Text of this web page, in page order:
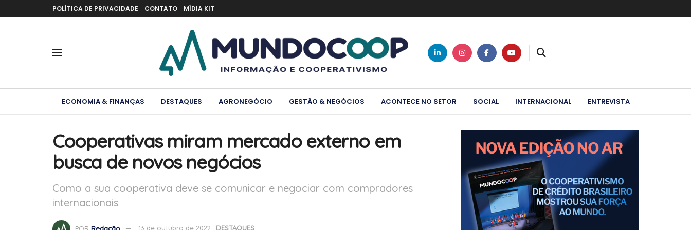
POLÍTICA DE PRIVACIDADE CONTATO MÍDIA KIT
ECONOMIA & FINANÇAS DESTAQUES AGRONEGÓCIO GESTÃO & NEGÓCIOS ACONTECE NO SETOR SOCIAL INTERNACIONAL ENTREVISTA
Cooperativas miram mercado externo em
busca de novos negócios
Como a sua cooperativa deve se comunicar e negociar com compradores
internacionais
POR Redação 13 de outubro de 2022 DESTAQUES